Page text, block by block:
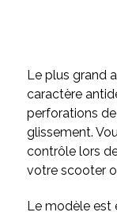
Le plus grand
caractère
perforations
glissement.
contrôle lors
votre scooter
Le modèle est